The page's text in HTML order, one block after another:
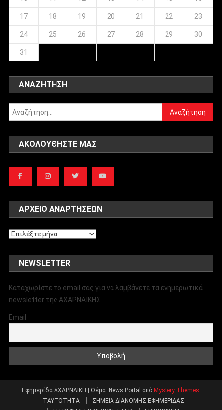
17 18 19 20 21 22 23
24 25 26 27 28 29 30
31
ΑΝΑΖΉΤΗΣΗ
Αναζήτηση
για:
ΑΚΟΛΟΥΘΉΣΤΕ ΜΑΣ
ΑΡΧΕΊΟ ΑΝΑΡΤΉΣΕΩΝ
Αρχείο
NEWSLETTER
Καταχωρίστε το email σας για να λαμβάνετε τα ενημερωτικά
newsletter της ΑΧΑΡΝΑΪΚΗΣ
Email
Εφημερίδα ΑΧΑΡΝΑΪΚΗ Θέμα: News Portal από Mystery Themes.
ΤΑΥΤΟΤΗΤΑ
ΣΗΜΕΙΑ ΔΙΑΝΟΜΗΣ ΕΦΗΜΕΡΙΔΑΣ